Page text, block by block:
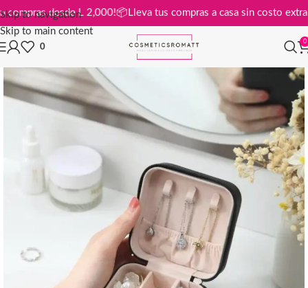
Skip to navigation
Skip to main content
en compras desde L 2,000!📦Lleva tus compras a casa sin costo
0
0